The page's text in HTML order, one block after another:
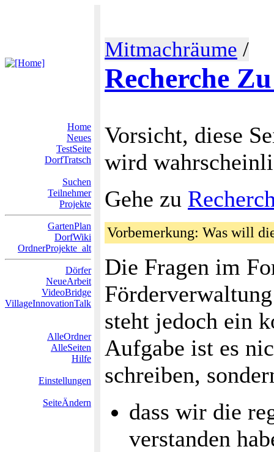
Mitmachräume /
Recherche
Home
Neues
TestSeite
DorfTratsch
Suchen
Teilnehmer
Projekte
GartenPlan
DorfWiki
OrdnerProjekte_alt
Dörfer
NeueArbeit
VideoBridge
VillageInnovationTalk
AlleOrdner
AlleSeiten
Hilfe
Einstellungen
SeiteÄndern
Vorsicht, diese
wird
Gehe zu
Vorbemerkung: Was will
Die Fragen im
steht jedoch ein
Aufgabe ist es
schreiben,
dass wir die
verstanden